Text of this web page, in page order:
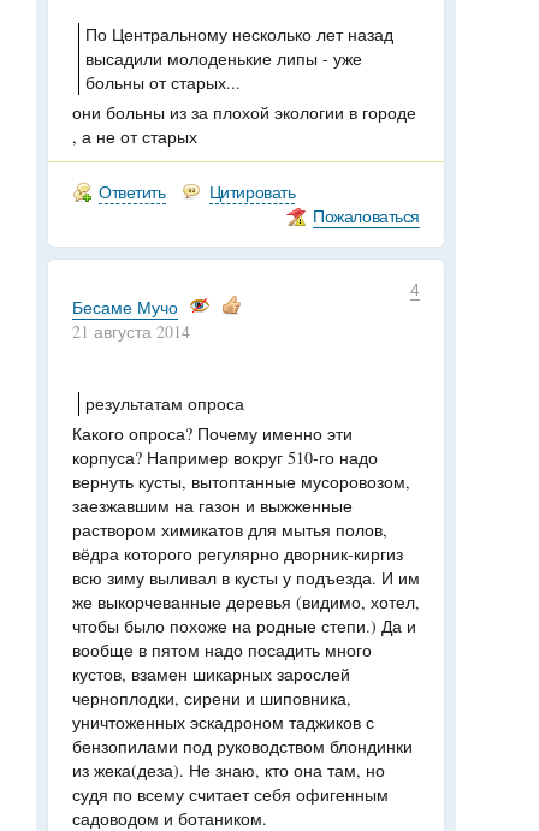
По Центральному несколько лет назад
высадили молоденькие липы - уже
больны от старых...
они больны из за плохой экологии в городе
, а не от старых
Ответить
Цитировать
Пожаловаться
4
Бесаме Мучо
21 августа 2014
результатам опроса
Какого опроса? Почему именно эти
корпуса? Например вокруг 510-го надо
вернуть кусты, вытоптанные мусоровозом,
заезжавшим на газон и выжженные
раствором химикатов для мытья полов,
вёдра которого регулярно дворник-киргиз
всю зиму выливал в кусты у подъезда. И им
же выкорчеванные деревья (видимо, хотел,
чтобы было похоже на родные степи.) Да и
вообще в пятом надо посадить много
кустов, взамен шикарных зарослей
черноплодки, сирени и шиповника,
уничтоженных эскадроном таджиков с
бензопилами под руководством блондинки
из жека(деза). Не знаю, кто она там, но
судя по всему считает себя офигенным
садоводом и ботаником.